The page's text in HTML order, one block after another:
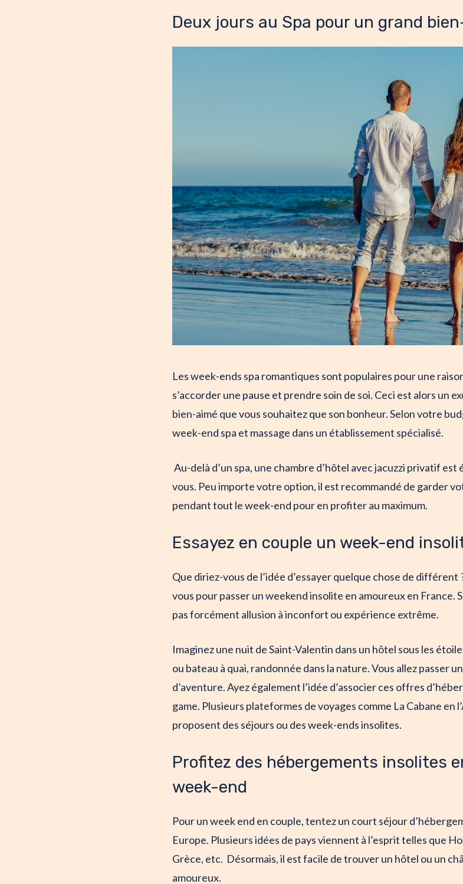
Deux jours au Spa pour un grand
Les week-ends spa romantiques sont populaires pour une
s’accorder une pause et prendre soin de soi. Ceci est alors un
bien-aimé que vous souhaitez que son bonheur. Selon votre
week-end spa et massage dans un établissement spécialisé.
Au-delà d’un spa, une chambre d’hôtel avec jacuzzi privatif est
vous. Peu importe votre option, il est recommandé de garder
pendant tout le week-end pour en profiter au maximum.
Essayez en couple un week-end
Que diriez-vous de l’idée d’essayer quelque chose de
vous pour passer un weekend insolite en amoureux en France.
pas forcément allusion à inconfort ou expérience extrême.
Imaginez une nuit de Saint-Valentin dans un hôtel sous les
ou bateau à quai, randonnée dans la nature. Vous allez passer
d’aventure. Ayez également l’idée d’associer ces offres
game. Plusieurs plateformes de voyages comme La Cabane en
proposent des séjours ou des week-ends insolites.
Profitez des hébergements insolites
week-end
Pour un week end en couple, tentez un court séjour
Europe. Plusieurs idées de pays viennent à l’esprit telles que
Grèce, etc. Désormais, il est facile de trouver un hôtel ou un
amoureux.